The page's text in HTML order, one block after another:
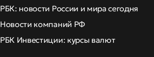
РБК: новости России и мира сегодня
Новости компаний РФ
РБК Инвестиции: курсы валют